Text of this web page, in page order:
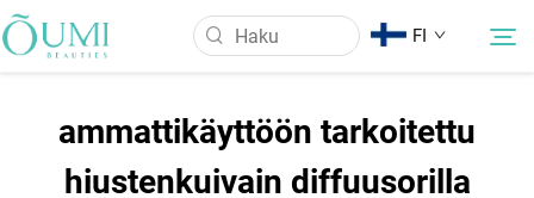
FI
ammattikäyttöön tarkoitettu
hiustenkuivain diffuusorilla